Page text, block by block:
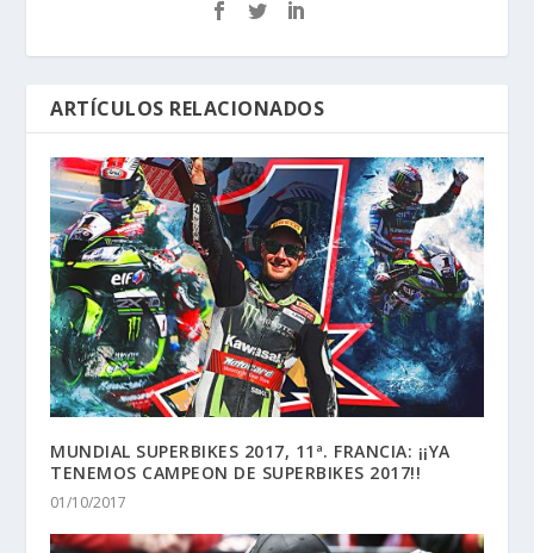
ARTÍCULOS RELACIONADOS
MUNDIAL SUPERBIKES 2017, 11ª. FRANCIA: ¡¡YA
TENEMOS CAMPEON DE SUPERBIKES 2017!!
01/10/2017